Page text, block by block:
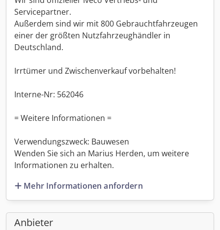
Servicepartner.
Außerdem sind wir mit 800 Gebrauchtfahrzeugen
einer der größten Nutzfahrzeughändler in
Deutschland.
Irrtümer und Zwischenverkauf vorbehalten!
Interne-Nr: 562046
= Weitere Informationen =
Verwendungszweck: Bauwesen
Wenden Sie sich an Marius Herden, um weitere
Informationen zu erhalten.
Mehr Informationen anfordern
Anbieter